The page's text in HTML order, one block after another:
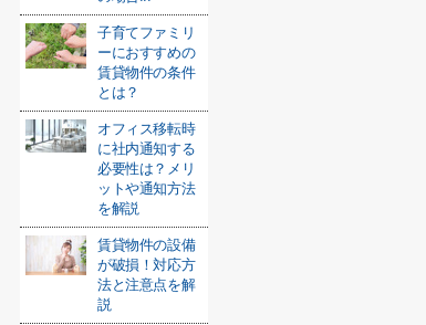
子育てファミリ
ーにおすすめの
賃貸物件の条件
とは？
オフィス移転時
に社内通知する
必要性は？メリ
ットや通知方法
を解説
賃貸物件の設備
が破損！対応方
法と注意点を解
説